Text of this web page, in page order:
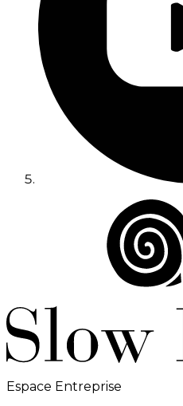
Espace Entreprise